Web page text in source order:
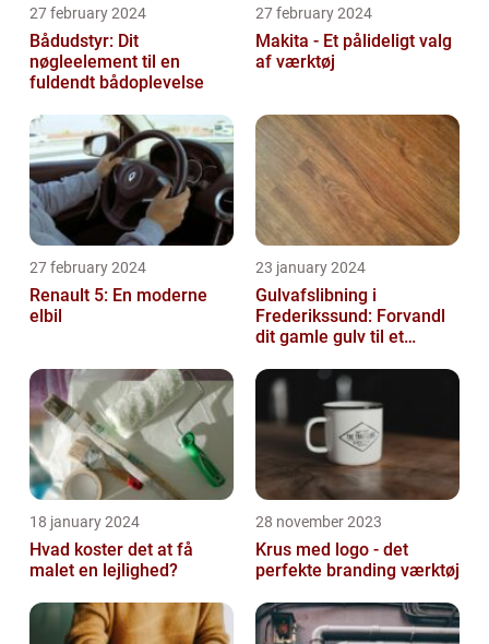
27 february 2024
Bådudstyr: Dit
nøgleelement til en
fuldendt bådoplevelse
27 february 2024
Makita - Et pålideligt valg
af værktøj
27 february 2024
Renault 5: En moderne
elbil
23 january 2024
Gulvafslibning i
Frederikssund: Forvandl
dit gamle gulv til et
18 january 2024
Hvad koster det at få
malet en lejlighed?
28 november 2023
Krus med logo - det
perfekte branding værktøj